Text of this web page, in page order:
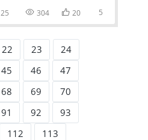
25  304  20 5
22 23
24
45 46
47
68 69
70
91 92
93
112
113